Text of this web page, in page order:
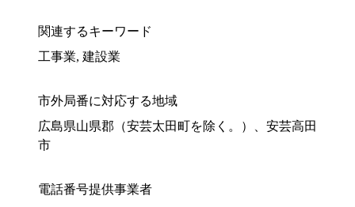
関連するキーワード
工事業, 建設業
市外局番に対応する地域
広島県山県郡（安芸太田町を除く。）、安芸高田
市
電話番号提供事業者